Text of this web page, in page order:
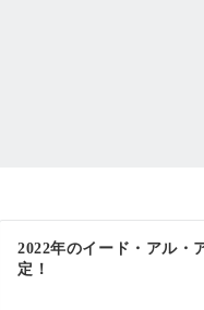
2022年のイード・アル・
定！